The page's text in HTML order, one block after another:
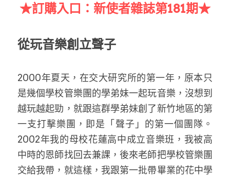
★訂購入口：新使者雜誌第181期★
從玩音樂創立聲子
2000年夏天，在交大研究所的第一年，原本只
是幾個學校管樂團的學弟妹一起玩音樂，沒想到
越玩越起勁，就跟這群學弟妹創了新竹地區的第
一支打擊樂團，即是「聲子」的第一個團隊。
2002年我的母校花蓮高中成立音樂班，我被高
中時的恩師找回去兼課，後來老師把學校管樂團
交給我帶，就這樣，我跟第一批帶畢業的花中學